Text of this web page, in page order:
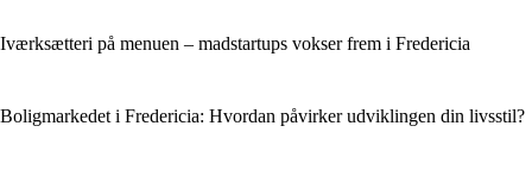
Iværksætteri på menuen – madstartups vokser frem i Fredericia
Boligmarkedet i Fredericia: Hvordan påvirker udviklingen din livsstil?